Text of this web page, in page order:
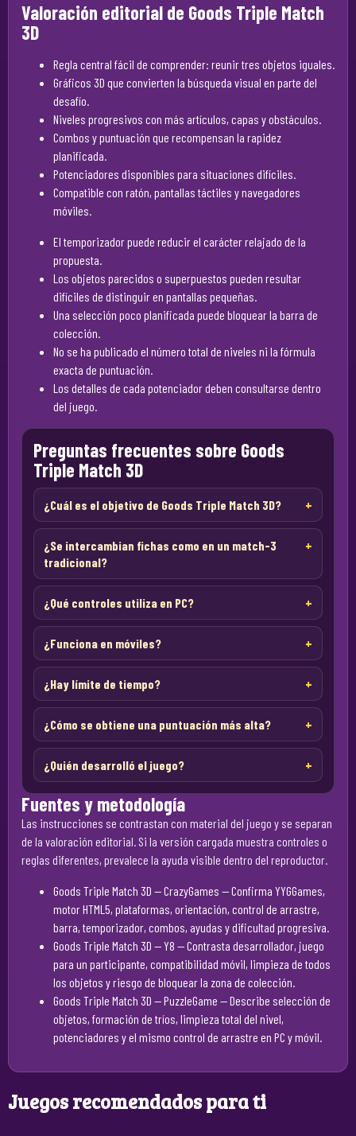
Valoración editorial de Goods Triple Match
3D
Regla central fácil de comprender: reunir tres objetos iguales.
Gráficos 3D que convierten la búsqueda visual en parte del
desafío.
Niveles progresivos con más artículos, capas y obstáculos.
Combos y puntuación que recompensan la rapidez
planificada.
Potenciadores disponibles para situaciones difíciles.
Compatible con ratón, pantallas táctiles y navegadores
móviles.
El temporizador puede reducir el carácter relajado de la
propuesta.
Los objetos parecidos o superpuestos pueden resultar
difíciles de distinguir en pantallas pequeñas.
Una selección poco planificada puede bloquear la barra de
colección.
No se ha publicado el número total de niveles ni la fórmula
exacta de puntuación.
Los detalles de cada potenciador deben consultarse dentro
del juego.
Preguntas frecuentes sobre Goods
Triple Match 3D
¿Cuál es el objetivo de Goods Triple Match 3D?
¿Se intercambian fichas como en un match-3
tradicional?
¿Qué controles utiliza en PC?
¿Funciona en móviles?
¿Hay límite de tiempo?
¿Cómo se obtiene una puntuación más alta?
¿Quién desarrolló el juego?
Fuentes y metodología
Las instrucciones se contrastan con material del juego y se separan
de la valoración editorial. Si la versión cargada muestra controles o
reglas diferentes, prevalece la ayuda visible dentro del reproductor.
Goods Triple Match 3D — CrazyGames — Confirma YYGGames,
motor HTML5, plataformas, orientación, control de arrastre,
barra, temporizador, combos, ayudas y dificultad progresiva.
Goods Triple Match 3D — Y8 — Contrasta desarrollador, juego
para un participante, compatibilidad móvil, limpieza de todos
los objetos y riesgo de bloquear la zona de colección.
Goods Triple Match 3D — PuzzleGame — Describe selección de
objetos, formación de tríos, limpieza total del nivel,
potenciadores y el mismo control de arrastre en PC y móvil.
Juegos recomendados para ti